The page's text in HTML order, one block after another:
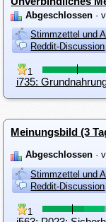
Abgeschlossen ·
Stimmzettel und
Reddit-Discussion
1
i735:
Meinungsbild (3
Abgeschlossen ·
Stimmzettel und
Reddit-Discussion
1